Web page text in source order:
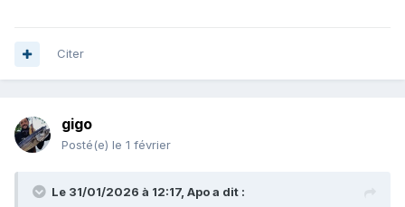
Citer
gigo
Posté(e) le 1 février
Le 31/01/2026 à 12:17, Apoa dit :